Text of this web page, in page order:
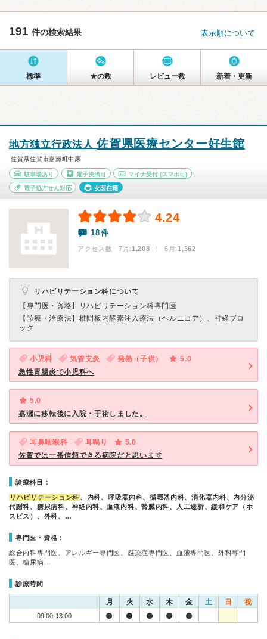
191 件の検索結果 表示順について
標準 ★の数 レビュー数 新着・更新
地方独立行政法人佐賀県医療センター好生館
佐賀県佐賀市嘉瀬町中原
駐車場あり 電子決済可 マイナ受付 (スマホ可)
電子処方せん対応 女医在籍
4.24
18件
アクセス数 7月:1,208 | 6月:1,362
リハビリテーション科について
【専門医・資格】
リハビリテーション科専門医
【診療・治療法】 椎間板内酵素注入療法（ヘルニコア）、神経ブロ
ック
小児科 気管支炎 発熱（子供）
5.0
急性胃腸炎で小児科へ
5.0
嘉瀬に移転後に入院・手術しました。
耳鼻咽喉科 耳鳴り
5.0
佐賀では一番信頼できる病院だと思います
診療科目：
リハビリテーション科 、内科、呼吸器内科、循環器内科、消化器内科、内分泌
代謝科、糖尿病科、神経内科、血液内科、腎臓内科、人工透析、緩和ケア（ホ
スピス）、外科、…
専門医・資格：
総合内科専門医、アレルギー専門医、感染症専門医、血液専門医、外科専門
医、糖尿病…
診療時間
月 火 水 木 金 土 日 祝
09:00-13:00